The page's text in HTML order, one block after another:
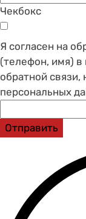
Чекбокс
Я согласен на
(телефон, имя) в
обратной связи,
персональных
Отправить